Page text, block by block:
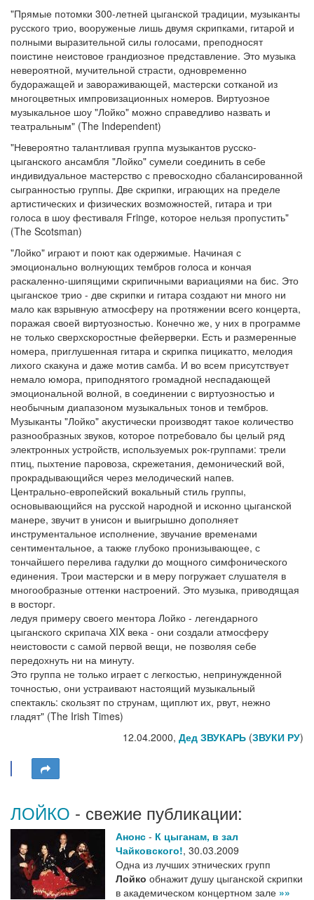
"Прямые потомки 300-летней цыганской традиции, музыканты
русского трио, вооруженые лишь двумя скрипками, гитарой и
полными выразительной силы голосами, преподносят
поистине неистовое грандиозное представление. Это музыка
невероятной, мучительной страсти, одновременно
будоражащей и завораживающей, мастерски сотканой из
многоцветных импровизационных номеров. Виртуозное
музыкальное шоу "Лойко" можно справедливо назвать и
театральным" (The Independent)
"Невероятно талантливая группа музыкантов русско-
цыганского ансамбля "Лойко" сумели соединить в себе
индивидуальное мастерство с превосходно сбалансированной
сыгранностью группы. Две скрипки, играющих на пределе
артистических и физических возможностей, гитара и три
голоса в шоу фестиваля Fringe, которое нельзя пропустить"
(The Scotsman)
"Лойко" играют и поют как одержимые. Начиная с
эмоционально волнующих тембров голоса и кончая
раскаленно-шипящими скрипичными вариациями на бис. Это
цыганское трио - две скрипки и гитара создают ни много ни
мало как взрывную атмосферу на протяжении всего концерта,
поражая своей виртуозностью. Конечно же, у них в программе
не только сверхскоростные фейерверки. Есть и размеренные
номера, приглушенная гитара и скрипка пицикатто, мелодия
лихого скакуна и даже мотив самба. И во всем присутствует
немало юмора, приподнятого громадной неспадающей
эмоциональной волной, в соединении с виртуозностью и
необычным диапазоном музыкальных тонов и тембров.
Музыканты "Лойко" акустически производят такое количество
разнообразных звуков, которое потребовало бы целый ряд
электронных устройств, используемых рок-группами: трели
птиц, пыхтение паровоза, скрежетания, демонический вой,
прокрадывающийся через мелодический напев.
Центрально-европейский вокальный стиль группы,
основывающийся на русской народной и исконно цыганской
манере, звучит в унисон и выигрышно дополняет
инструментальное исполнение, звучание временами
сентиментальное, а также глубоко пронизывающее, с
тончайшего перелива гадулки до мощного симфонического
единения. Трои мастерски и в меру погружает слушателя в
многообразные оттенки настроений. Это музыка, приводящая
в восторг.
ледуя примеру своего ментора Лойко - легендарного
цыганского скрипача XIX века - они создали атмосферу
неистовости с самой первой вещи, не позволяя себе
передохнуть ни на минуту.
Это группа не только играет с легкостью, непринужденной
точностью, они устраивают настоящий музыкальный
спектакль: скользят по струнам, щиплют их, рвут, нежно
гладят" (The Irish Times)
12.04.2000, Дед ЗВУКАРЬ (ЗВУКИ РУ)
ЛОЙКО - свежие публикации:
Анонс - К цыганам, в зал
Чайковского!, 30.03.2009
Одна из лучших этнических групп
Лойко обнажит душу цыганской скрипки
в академическом концертном зале »»